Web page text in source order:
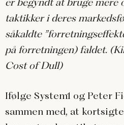
er begyndt at bruge mere
taktikker i deres
såkaldte
på forretningen) faldet.
Cost of Dull)
Ifølge System1 og Peter
sammen med, at